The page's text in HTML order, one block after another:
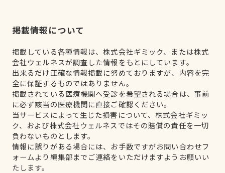
掲載情報について
掲載している各種情報は、株式会社ギミック、または株式
会社ウェルネスが調査した情報をもとにしています。
出来るだけ正確な情報掲載に努めておりますが、内容を完
全に保証するものではありません。
掲載されている医療機関へ受診を希望される場合は、事前
に必ず該当の医療機関に直接ご確認ください。
当サービスによって生じた損害について、株式会社ギミッ
ク、および株式会社ウェルネスではその賠償の責任を一切
負わないものとします。
情報に誤りがある場合には、お手数ですがお問い合わせフ
ォームより編集部までご連絡をいただけますようお願いい
たします。